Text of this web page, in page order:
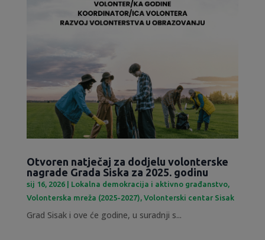
Otvoren natječaj za dodjelu volonterske
nagrade Grada Siska za 2025. godinu
sij 16, 2026| Lokalna demokracija i aktivno građanstvo,
Volonterska mreža (2025-2027), Volonterski centar Sisak
Grad Sisak i ove će godine, u suradnji s...